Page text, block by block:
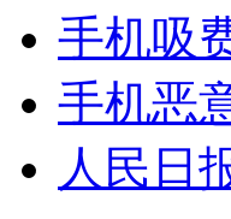
无痛分娩是否安全
外交部：反对强权
外交部：有关国家
手机吸
手机恶
人民日